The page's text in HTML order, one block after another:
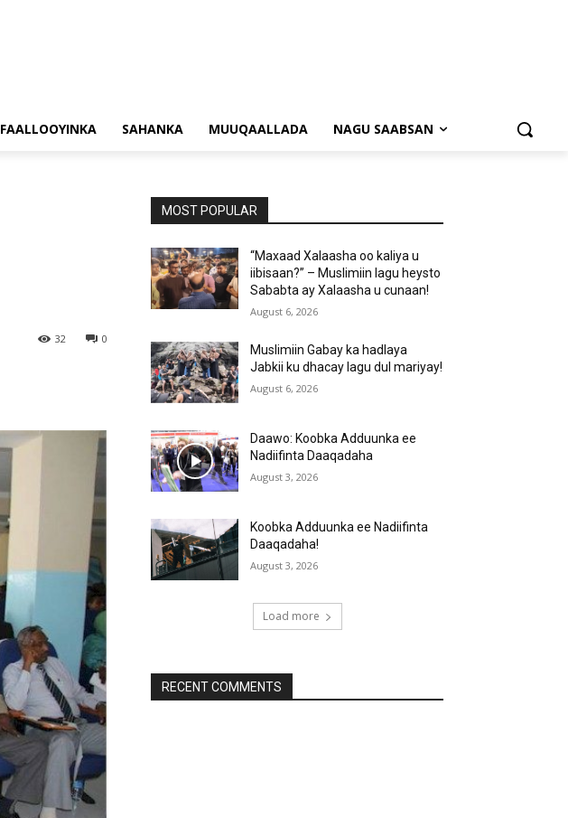
FAALLOOYINKA SAHANKA MUUQAALLADA NAGU SAABSAN
0
32
MOST POPULAR
“Maxaad Xalaasha oo kaliya u
iibisaan?” – Muslimiin lagu heysto
Sababta ay Xalaasha u cunaan!
August 6, 2026
Muslimiin Gabay ka hadlaya
Jabkii ku dhacay lagu dul mariyay!
August 6, 2026
Daawo: Koobka Adduunka ee
Nadiifinta Daaqadaha
August 3, 2026
Koobka Adduunka ee Nadiifinta
Daaqadaha!
August 3, 2026
Load more
RECENT COMMENTS